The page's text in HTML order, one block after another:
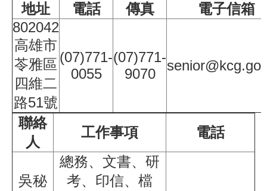
地址
電話 傳真
電子信箱
802042
高雄市
苓雅區
四維二
路51號
(07)771-
0055
(07)771-
9070
聯絡
人
工作事項 電話
吳秘
總務、文書、研
考、印信、檔